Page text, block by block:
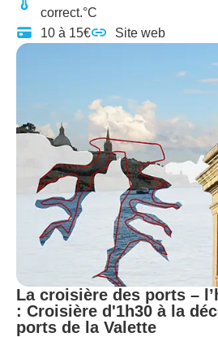
correct.°C
10 à 15€
Site web
La croisière des ports –
: Croisière d'1h30 à la
ports de la Valette